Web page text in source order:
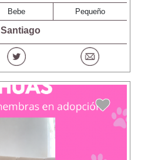
Bebe Pequeño
Santiago